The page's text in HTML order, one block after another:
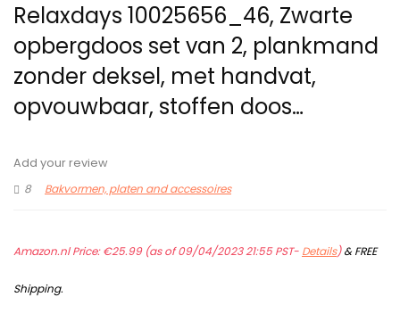
Relaxdays 10025656_46, Zwarte
opbergdoos set van 2, plankmand
zonder deksel, met handvat,
opvouwbaar, stoffen doos…
Add your review
8
Bakvormen, platen and accessoires
Amazon.nl Price:€25.99(as of 09/04/2023 21:55 PST- Details)&FREE
Shipping.